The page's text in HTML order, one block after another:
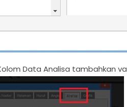
Data Analisa tambahkan